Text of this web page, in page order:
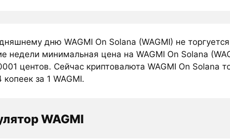
дню WAGMI On Solana (WAGMI) не
недели минимальная цена на WAGMI On Solana
центов. Сейчас криптовалюта WAGMI On Solana
за 1 WAGMI.
WAGMI